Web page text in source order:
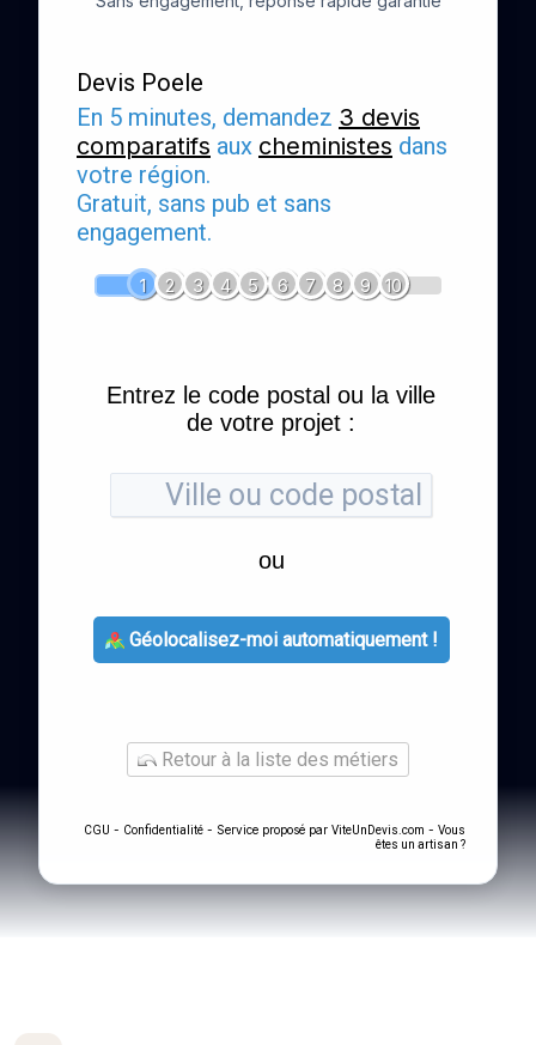
Devis Poele
En 5 minutes, demandez 3 devis
comparatifs aux cheministes dans
votre région.
Gratuit, sans pub et sans
engagement.
1 2 3 4 5 6 7 8 9 10
Entrez le code postal ou la ville
de votre projet :
ou
Géolocalisez-moi automatiquement !
Retour à la liste des métiers
CGU - Confidentialité - Service proposé par ViteUnDevis.com - Vous
êtes un artisan ?